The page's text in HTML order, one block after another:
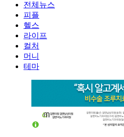
전체뉴스
피플
헬스
라이프
컬처
머니
테마